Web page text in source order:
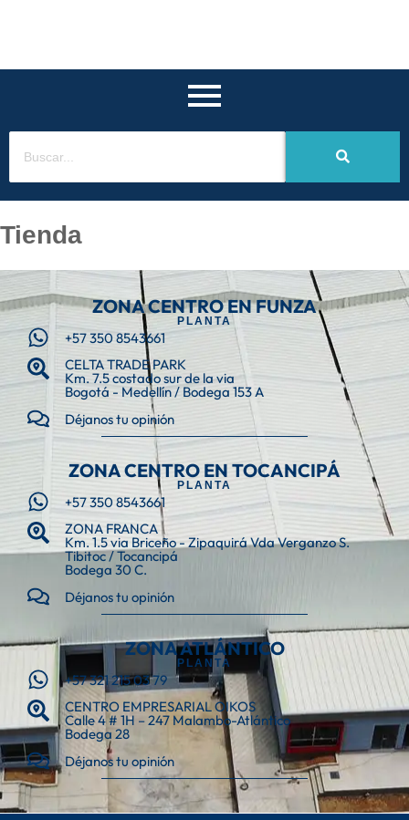
al
Tienda
ZONA CENTRO EN FUNZA
PLANTA
+57 350 8543661
CELTA TRADE PARK
Km. 7.5 costado sur de la via
Bogotá - Medellín / Bodega 153 A
Déjanos tu opinión
ZONA CENTRO EN TOCANCIPÁ
PLANTA
+57 350 8543661
ZONA FRANCA
Km. 1.5 via Briceño - Zipaquirá Vda Verganzo S.
Tibitoc / Tocancipá
Bodega 30 C.
Déjanos tu opinión
ZONA ATLÁNTICO
PLANTA
+57 321 215 03 79
CENTRO EMPRESARIAL OIKOS
Calle 4 # 1H – 247 Malambo-Atlántico
Bodega 28
Déjanos tu opinión